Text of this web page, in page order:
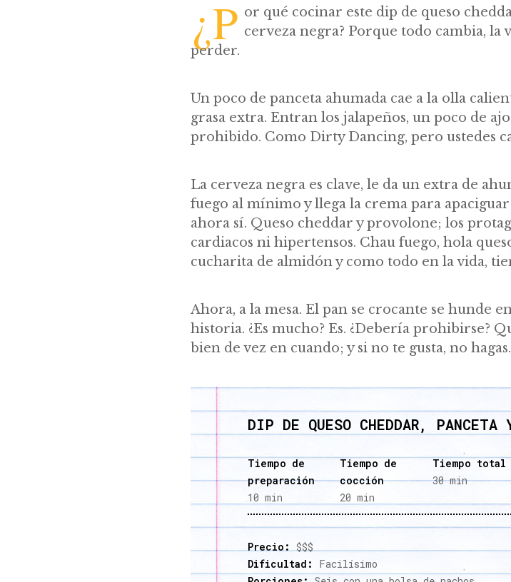
¿P or qué cocinar este dip de queso
cerveza negra? Porque todo cambia, la
perder.
Un poco de panceta ahumada cae a la olla
grasa extra. Entran los jalapeños, un poco de
prohibido. Como Dirty Dancing, pero ustedes
La cerveza negra es clave, le da un extra de
fuego al mínimo y llega la crema para apaciguar
ahora sí. Queso cheddar y provolone; los
cardiacos ni hipertensos. Chau fuego, hola
cucharita de almidón y como todo en la vida,
Ahora, a la mesa. El pan se crocante se hunde
historia. ¿Es mucho? Es. ¿Debería prohibirse?
bien de vez en cuando; y si no te gusta, no hagas.
DIP DE QUESO CHEDDAR, PANCETA
Tiempo de
preparación
10 min
Tiempo de
cocción
20 min
Tiempo total
30 min
Precio: $$$
Dificultad:
Facilísimo